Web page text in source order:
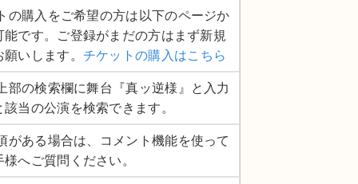
の購入をご希望の方は以下のページか
能です。ご登録がまだの方はまず新規
いします。 チケットの購入はこちら
部の検索欄に舞台『真ッ逆様』と入力
当の公演を検索できます。
がある場合は、コメント機能を使って
へご質問ください。